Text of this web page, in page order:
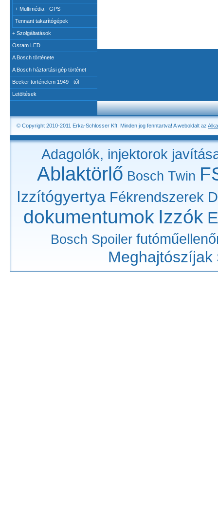
+ Multimédia - GPS
Tennant takarítógépek
+ Szolgáltatások
Osram LED
A Bosch története
A Bosch háztartási gép történet
Becker történelem 1949 - től
Letöltések
© Copyright 2010-2011 Erka-Schlosser Kft. Minden jog fenntartva! A weboldalt az
Adagolók, injektorok
Ablaktörlő Bosch Twin
Izzítógyertya Fékrendszerek
dokumentumok Izzók
Bosch Spoiler
Meghajtószíjak